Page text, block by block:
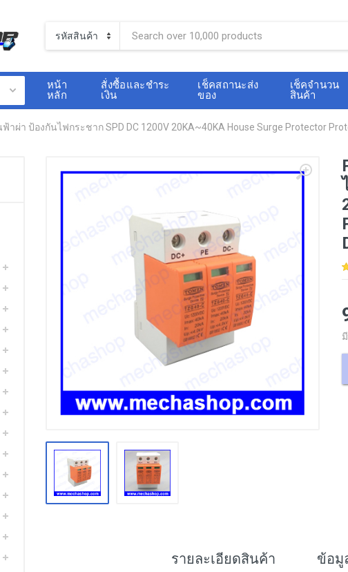
หน้า
หลัก
สั่งซื้อและชำระ
เงิน
เช็คสถานะส่ง
ของ
เช็คจำนวน
สินค้า
าผ่า ป้องกันไฟกระชาก SPD DC 1200V 20KA~40KA House Surge Protector
รายละเอียดสินค้า ข้อมู